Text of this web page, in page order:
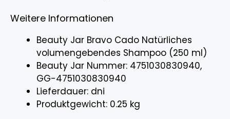
Weitere Informationen
Beauty Jar Bravo Cado Natürliches
volumengebendes Shampoo (250 ml)
Beauty Jar Nummer: 4751030830940,
GG-4751030830940
Lieferdauer: dni
Produktgewicht: 0.25 kg